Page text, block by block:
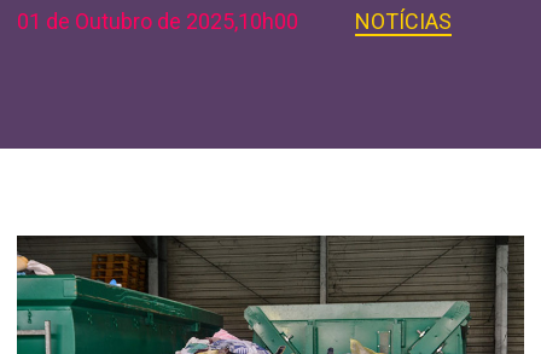
01 de Outubro de 2025,10h00 NOTÍCIAS